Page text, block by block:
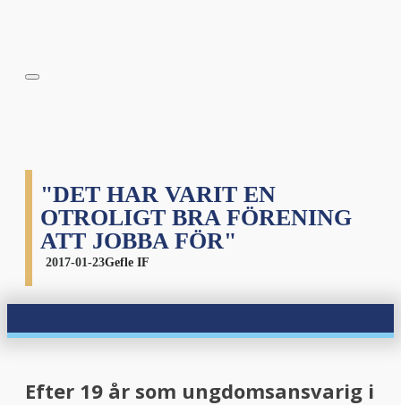
"DET HAR VARIT EN
OTROLIGT BRA FÖRENING
ATT JOBBA FÖR"
2017-01-23Gefle IF
Efter 19 år som ungdomsansvarig i